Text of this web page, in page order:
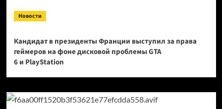
Новости
Кандидат в президенты Франции выступил за права
геймеров на фоне дисковой проблемы GTA
6 и PlayStation